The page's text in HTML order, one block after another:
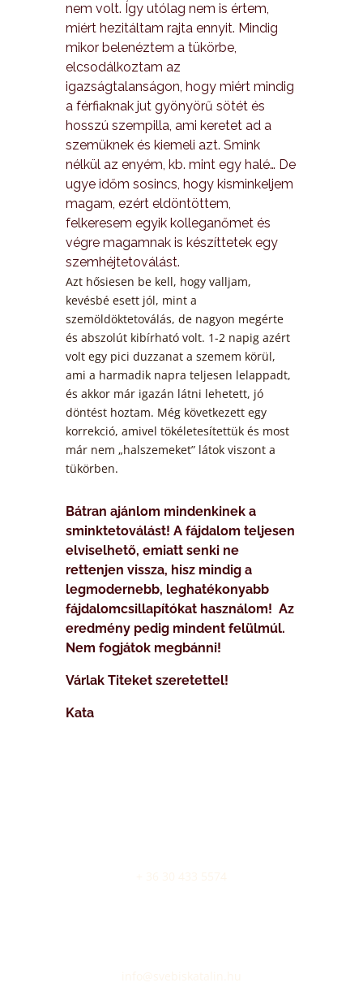
nem volt. Így utólag nem is értem,
miért hezitáltam rajta ennyit. Mindig
mikor belenéztem a tükörbe,
elcsodálkoztam az
igazságtalanságon, hogy miért mindig
a férfiaknak jut gyönyörű sötét és
hosszú szempilla, ami keretet ad a
szemüknek és kiemeli azt. Smink
nélkül az enyém, kb. mint egy halé… De
ugye időm sosincs, hogy kisminkeljem
magam, ezért eldöntöttem,
felkeresem egyik kolleganőmet és
végre magamnak is készíttetek egy
szemhéjtetoválást.
Azt hősiesen be kell, hogy valljam,
kevésbé esett jól, mint a
szemöldöktetoválás, de nagyon megérte
és abszolút kibírható volt. 1-2 napig azért
volt egy pici duzzanat a szemem körül,
ami a harmadik napra teljesen lelappadt,
és akkor már igazán látni lehetett, jó
döntést hoztam. Még következett egy
korrekció, amivel tökéletesítettük és most
már nem „halszemeket” látok viszont a
tükörben.
Bátran ajánlom mindenkinek a
sminktetoválást! A fájdalom teljesen
elviselhető, emiatt senki ne
rettenjen vissza, hisz mindig a
legmodernebb, leghatékonyabb
fájdalomcsillapítókat használom! Az
eredmény pedig mindent felülmúl.
Nem fogjátok megbánni!
Várlak Titeket szeretettel!
Kata